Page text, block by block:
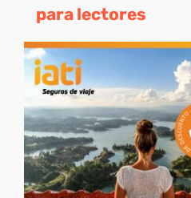
para lectores